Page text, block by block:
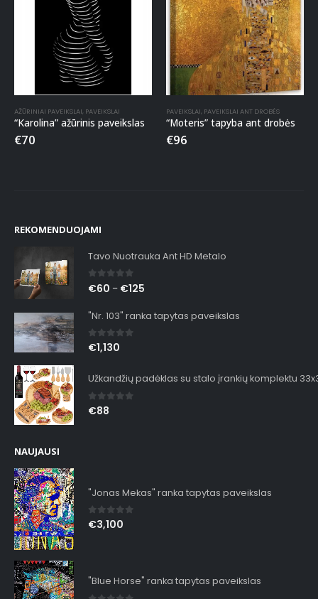
AŽŪRINIAI PAVEIKSLAI, PAVEIKSLAI
“Karolina” ažūrinis paveikslas
€70
PAVEIKSLAI, PAVEIKSLAI ANT DROBĖS
“Moteris” tapyba ant drobės
€96
REKOMENDUOJAMI
Tavo Nuotrauka Ant HD Metalo
0out of 5
€60 – €125
"Nr. 103" ranka tapytas paveikslas
0out of 5
€1,130
Užkandžių padėklas su stalo įrankių komplektu
0out of 5
€88
NAUJAUSI
"Jonas Mekas" ranka tapytas paveikslas
0out of 5
€3,100
"Blue Horse" ranka tapytas paveikslas